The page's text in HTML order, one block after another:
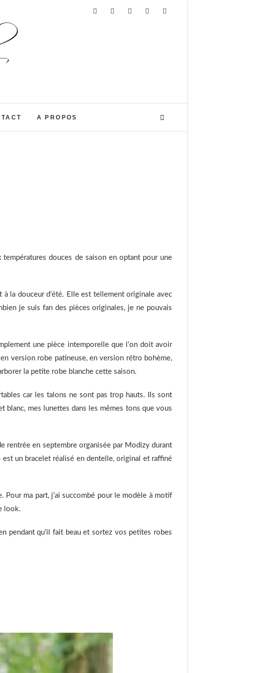
A PROPOS
douces de saison en optant pour une
la douceur d’été. Elle est tellement originale avec
je suis fan des pièces originales, je ne pouvais
une pièce intemporelle que l’on doit avoir
version robe patineuse, en version rétro bohème,
la petite robe blanche cette saison.
car les talons ne sont pas trop hauts. Ils sont
blanc, mes lunettes dans les mêmes tons que vous
rentrée en septembre organisée par Modizy durant
est un bracelet réalisé en dentelle, original et raffiné
ma part, j’ai succombé pour le modèle à motif
look.
pendant qu’il fait beau et sortez vos petites robes